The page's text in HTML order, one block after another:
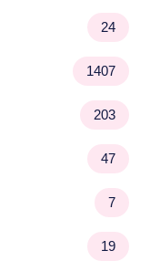
24
1407
203
47
7
19